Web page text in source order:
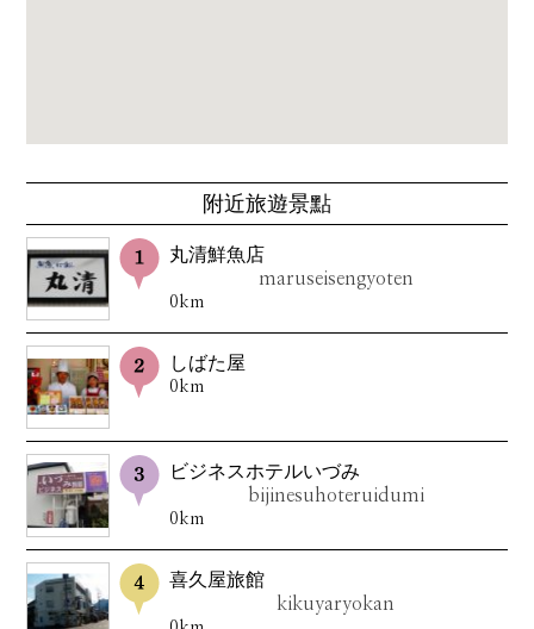
附近旅遊景點
丸清鮮魚店
maruseisengyoten
0km
しばた屋
0km
ビジネスホテルいづみ
bijinesuhoteruidumi
0km
喜久屋旅館
kikuyaryokan